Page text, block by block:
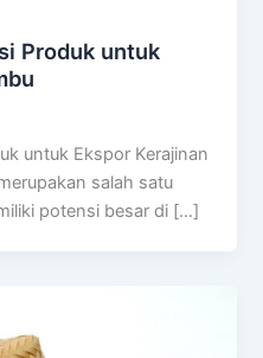
Produk untuk
untuk Ekspor Kerajinan
salah satu
potensi besar di […]